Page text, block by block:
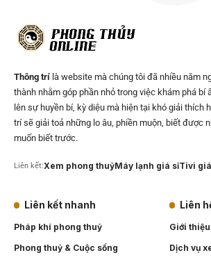
Thông trí là website mà chúng tôi đã nhiều năm
thành nhằm góp phần nhỏ trong việc khám phá bí
lên sự huyền bí, kỳ diệu mà hiện tại khó giải thích
trí sẽ giải toả những lo âu, phiền muộn, biết được
muốn biết trước.
Liên kết:Xem phong thuỷMáy lạnh giá sỉTivi
Liên kết nhanh
Pháp khí phong thuỷ
Phong thuỷ & Cuộc sống
Liên
Giới thiệu
Dịch vụ